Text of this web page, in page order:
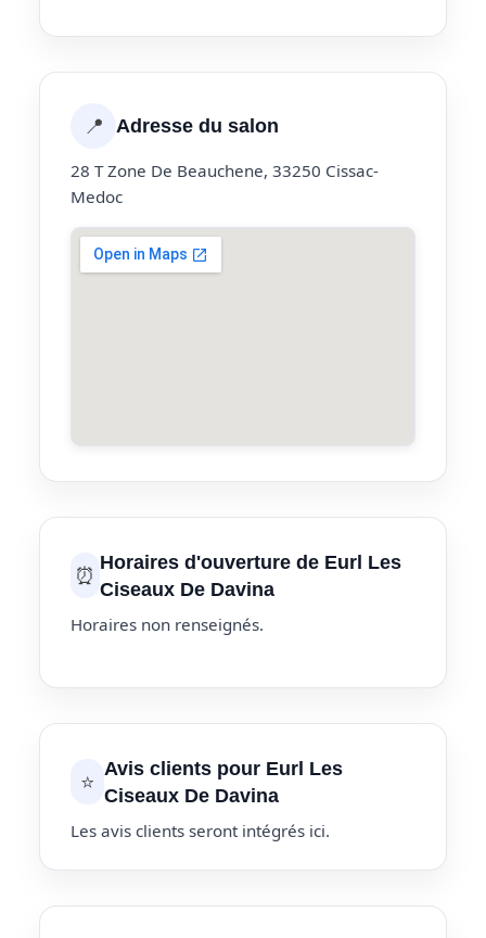
📍 Adresse du salon
28 T Zone De Beauchene, 33250 Cissac-
Medoc
⏰ Horaires d'ouverture de Eurl Les
Ciseaux De Davina
Horaires non renseignés.
⭐ Avis clients pour Eurl Les
Ciseaux De Davina
Les avis clients seront intégrés ici.